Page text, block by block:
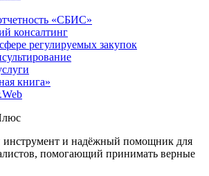
«СБИС»
консалтинг
регулируемых закупок
книга»
и надёжный помощник для
помогающий принимать верные